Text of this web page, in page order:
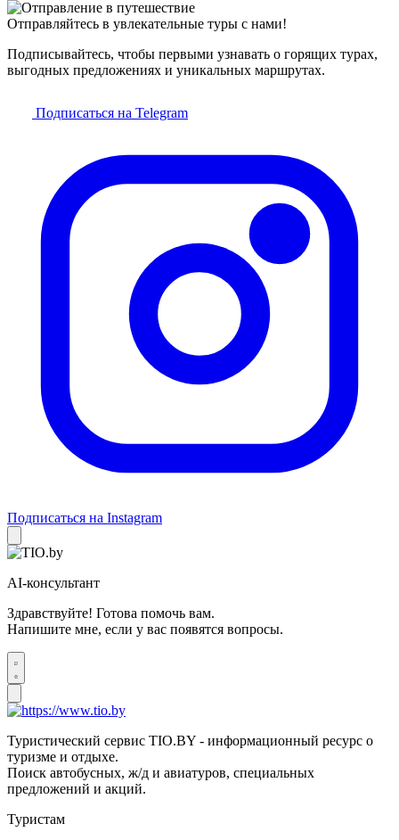
Отправляйтесь в увлекательные туры с нами!
Подписывайтесь, чтобы первыми узнавать о горящих турах,
выгодных предложениях и уникальных маршрутах.
Подписаться на Telegram
Подписаться на Instagram
AI-консультант
Здравствуйте! Готова помочь вам.
Напишите мне, если у вас появятся вопросы.
Туристический сервис TIO.BY - информационный ресурс о
туризме и отдыхе.
Поиск автобусных, ж/д и авиатуров, специальных
предложений и акций.
Туристам